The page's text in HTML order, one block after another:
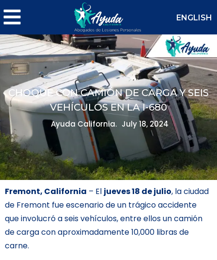
ENGLISH
CHOQUE CON CAMIÓN DE CARGA Y SEIS
VEHÍCULOS EN LA I-680
Ayuda California. July 18, 2024
Fremont, California – El jueves 18 de julio, la ciudad
de Fremont fue escenario de un trágico accidente
que involucró a seis vehículos, entre ellos un camión
de carga con aproximadamente 10,000 libras de
carne.